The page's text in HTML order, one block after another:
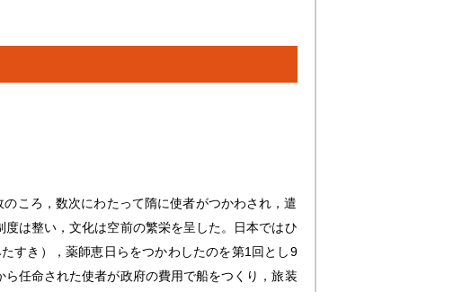
ころ，数次にわたって隋に使者がつかわされ，遣
は整い，文化は空前の繁栄を呈した。日本ではひ
すき），薬師恵日らをつかわしたのを第1回とし9
任命された使者が政府の費用で船をつくり，旅装